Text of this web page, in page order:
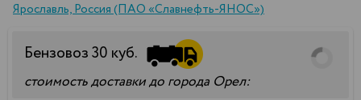
Ярославль, Россия (ПАО «Славнефть-ЯНОС»)
Бензовоз30 куб.
стоимость доставки до города Орел: